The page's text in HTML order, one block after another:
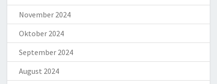
November 2024
Oktober 2024
September 2024
August 2024